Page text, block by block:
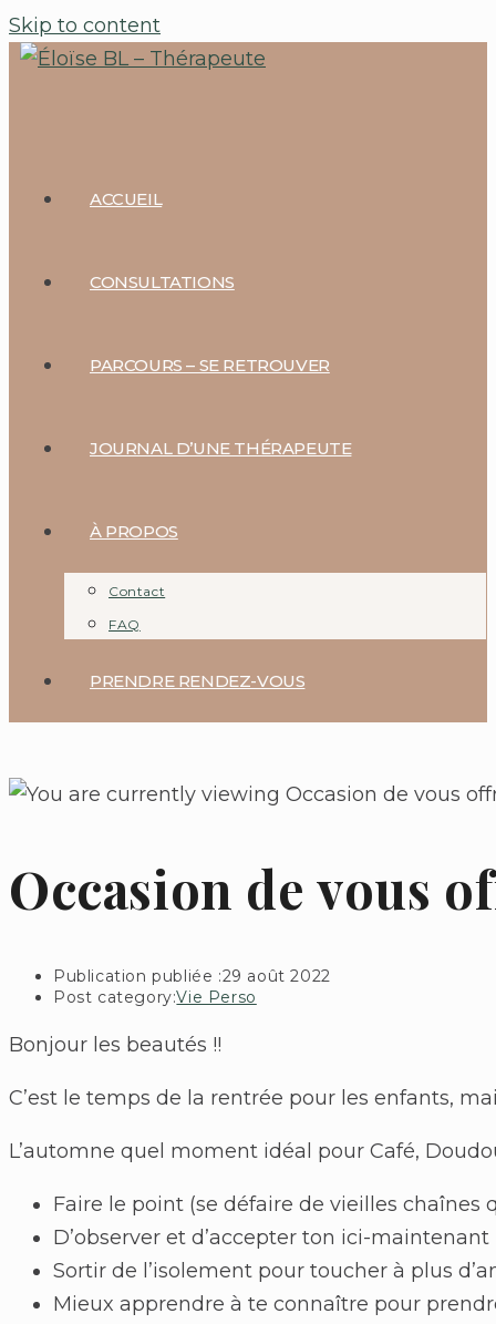
Skip to content
ACCUEIL
CONSULTATIONS
PARCOURS – SE RETROUVER
JOURNAL D’UNE THÉRAPEUTE
À PROPOS
Contact
FAQ
PRENDRE RENDEZ-VOUS
Occasion de vous
Publication publiée :29 août 2022
Post category:Vie Perso
Bonjour les beautés !!
C’est le temps de la rentrée pour les enfants,
L’automne quel moment idéal pour Café,
Faire le point (se défaire de vieilles
D’observer et d’accepter ton ici-
Sortir de l’isolement pour toucher à plus
Mieux apprendre à te connaître pour